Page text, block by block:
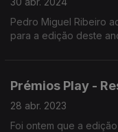
Pedro Miguel Ribeiro
para a edição deste
Prémios Play -
28 abr. 2023
Foi ontem que a